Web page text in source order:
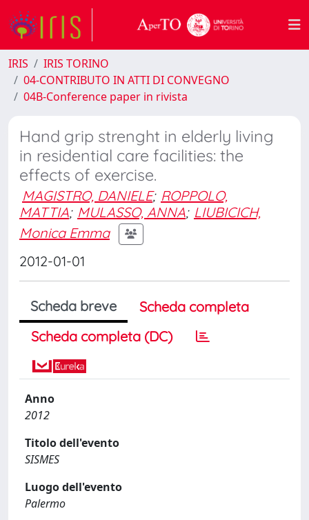
IRIS
IRIS TORINO
04-CONTRIBUTO IN ATTI DI CONVEGNO
04B-Conference paper in rivista
Hand grip strenght in elderly living
in residential care facilities: the
effects of exercise.
MAGISTRO, DANIELE; ROPPOLO,
MATTIA; MULASSO, ANNA; LIUBICICH,
Monica Emma
2012-01-01
Scheda breve
Scheda completa
Scheda completa (DC)
Anno
2012
Titolo dell'evento
SISMES
Luogo dell'evento
Palermo